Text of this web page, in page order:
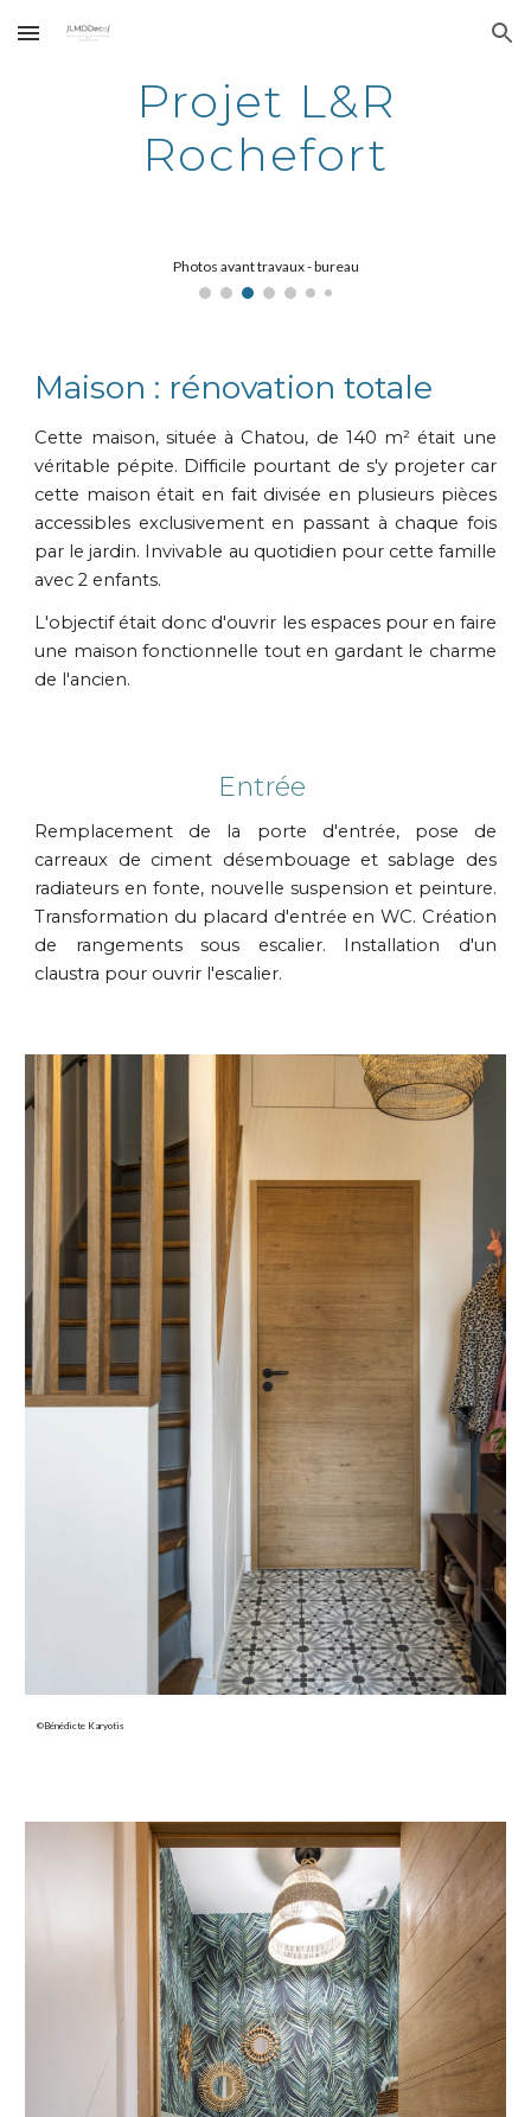
Skip to main content Skip to navigation
Projet L&R
Rochefort
Photos avant travaux - Kitchenette
Maison : rénovation totale
Cette maison, située à Chatou, de 140 m² était une
véritable pépite. Difficile pourtant de s'y projeter car
cette maison était en fait divisée en plusieurs pièces
accessibles exclusivement en passant à chaque fois
par le jardin. Invivable au quotidien pour cette famille
avec 2 enfants.
L'objectif était donc d'ouvrir les espaces pour en faire
une maison fonctionnelle tout en gardant le charme
de l'ancien.
Entrée
Remplacement de la porte d'entrée, pose de
carreaux de ciment désembouage et sablage des
radiateurs en fonte, nouvelle suspension et peinture.
Transformation du placard d'entrée en WC. Création
de rangements sous escalier. Installation d'un
claustra pour ouvrir l'escalier.
©Bénédicte Karyotis